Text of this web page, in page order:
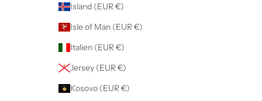
Island (EUR €)
Isle of Man (EUR €)
Italien (EUR €)
Jersey (EUR €)
Kosovo (EUR €)